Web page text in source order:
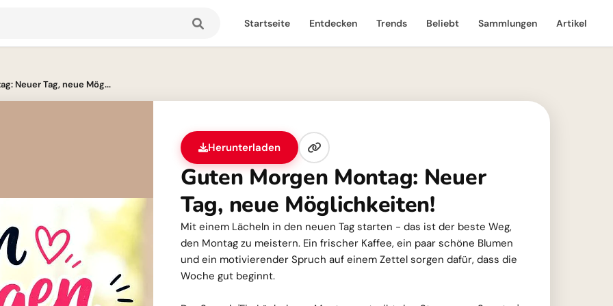
Startseite Entdecken Trends Beliebt Sammlungen Artikel
Neuer Tag, neue Mög...
Herunterladen
Guten Morgen Montag: Neuer
Tag, neue Möglichkeiten!
Mit einem Lächeln in den neuen Tag starten - das ist der beste Weg,
den Montag zu meistern. Ein frischer Kaffee, ein paar schöne Blumen
und ein motivierender Spruch auf einem Zettel sorgen dafür, dass die
Woche gut beginnt.